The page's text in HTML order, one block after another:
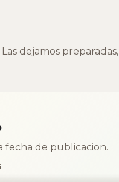
dejamos
fecha de publicacion.